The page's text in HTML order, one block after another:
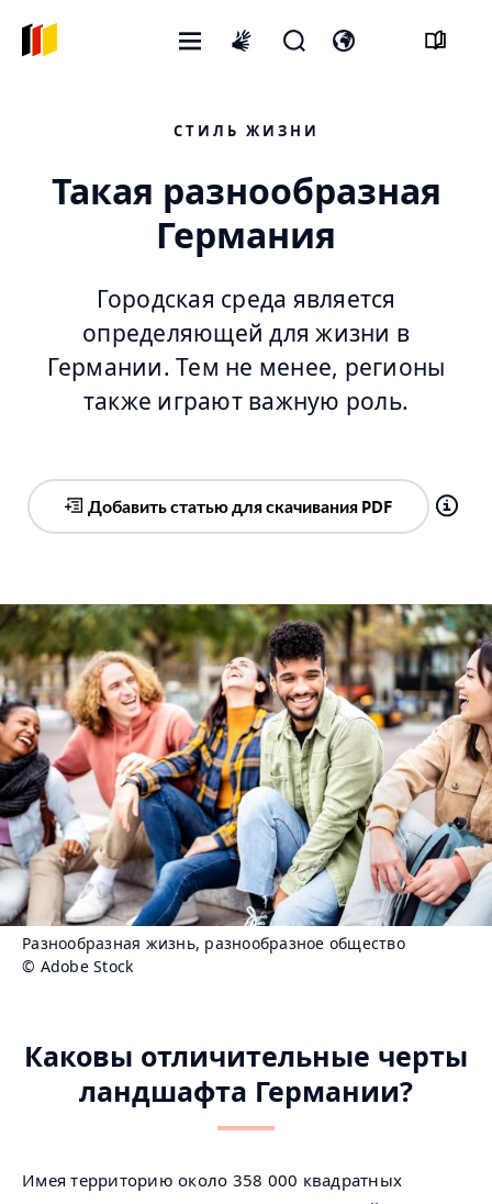
СТИЛЬ ЖИЗНИ
Такая разнообразная
Германия
Городская среда является
определяющей для жизни в
Германии. Тем не менее, регионы
также играют важную роль.
Добавить статью для скачивания PDF
Разнообразная жизнь, разнообразное общество
© Adobe Stock
Каковы отличительные черты
ландшафта Германии?
Имея территорию около 358 000 квадратных